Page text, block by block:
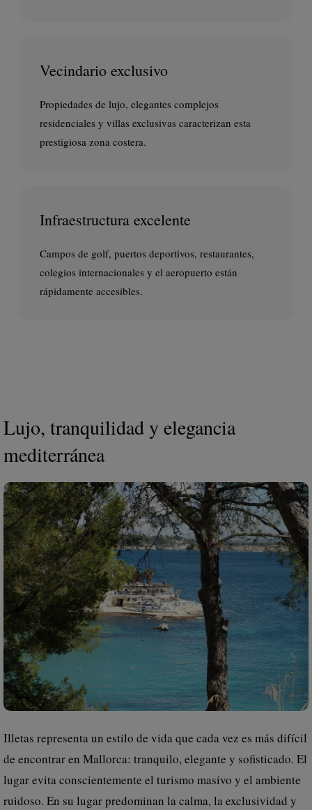
Vecindario exclusivo
Propiedades de lujo, elegantes complejos
residenciales y villas exclusivas caracterizan esta
prestigiosa zona costera.
Infraestructura excelente
Campos de golf, puertos deportivos, restaurantes,
colegios internacionales y el aeropuerto están
rápidamente accesibles.
Lujo, tranquilidad y elegancia
mediterránea
Illetas representa un estilo de vida que cada vez es más difícil
de encontrar en Mallorca: tranquilo, elegante y sofisticado. El
lugar evita conscientemente el turismo masivo y el ambiente
ruidoso. En su lugar predominan la calma, la exclusividad y